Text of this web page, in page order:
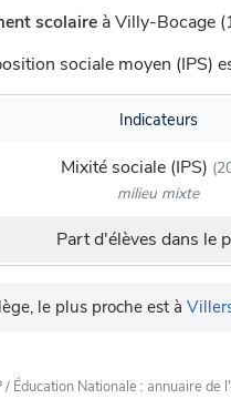
scolaire à Villy-Bocage
sociale moyen (IPS)
Indicateurs
Mixité sociale (IPS)
milieu mixte
Part d'élèves dans le
le plus proche est à
/ Éducation Nationale : annuaire de